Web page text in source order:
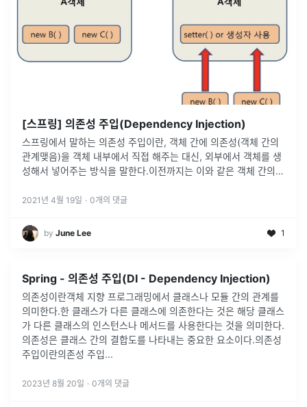
[스프링] 의존성 주입(Dependency Injection)
스프링에서 말하는 의존성 주입이란, 객체 간에 의존성(객체 간의
관계맺음)을 객체 내부에서 직접 해주는 대신, 외부에서 객체를 생
성해서 넣어주는 방식을 말한다.이전까지는 이와 같은 객체 간의
해서...
2021년 4월 19일 · 0개의 댓글
by June Lee 1
Spring - 의존성 주입(DI - Dependency Injection)
의존성이란객체 지향 프로그래밍에서 클래스나 모듈 간의 관계를
의미한다.한 클래스가 다른 클래스에 의존한다는 것은 해당 클래스
가 다른 클래스의 인스턴스나 메서드를 사용한다는 것을 의미한다.
의존성은 클래스 간의 결합도를 나타내는 중요한 요소이다.의존성
주입이란의존성 주입...
2023년 8월 20일 · 0개의 댓글